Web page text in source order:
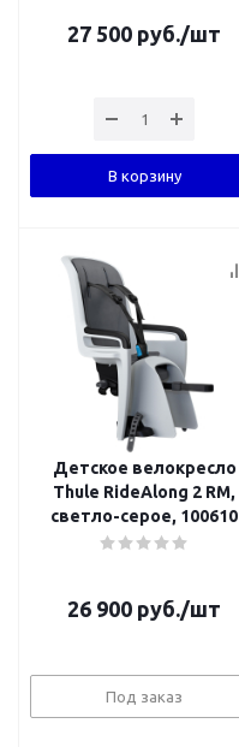
27 500 руб./шт
В корзину
Детское велокресло
Thule RideAlong 2 RM,
светло-серое, 100610
26 900 руб./шт
Под заказ